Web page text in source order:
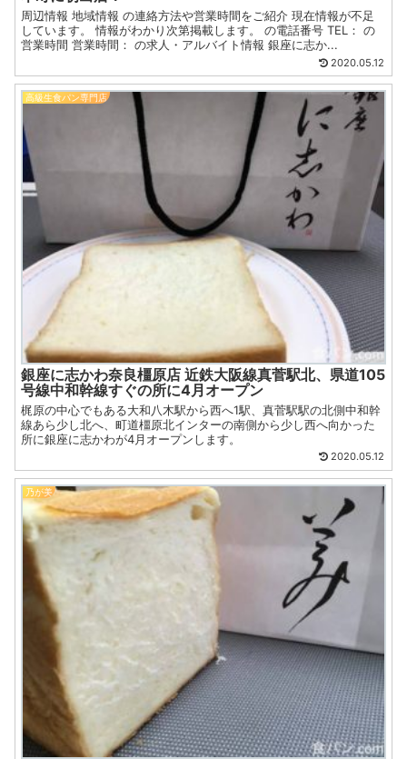
周辺情報 地域情報 の連絡方法や営業時間をご紹介 現在情報が不足
しています。 情報がわかり次第掲載します。 の電話番号 TEL： の
営業時間 営業時間： の求人・アルバイト情報 銀座に志か...
2020.05.12
高級生食パン専門店
銀座に志かわ奈良橿原店 近鉄大阪線真菅駅北、県道105
号線中和幹線すぐの所に4月オープン
梶原の中心でもある大和八木駅から西へ1駅、真菅駅駅の北側中和幹
線あら少し北へ、町道橿原北インターの南側から少し西へ向かった
所に銀座に志かわが4月オープンします。
2020.05.12
乃が美